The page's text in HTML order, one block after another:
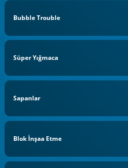
Bubble Trouble
Süper Yığmaca
Sapanlar
Blok İnşaa Etme